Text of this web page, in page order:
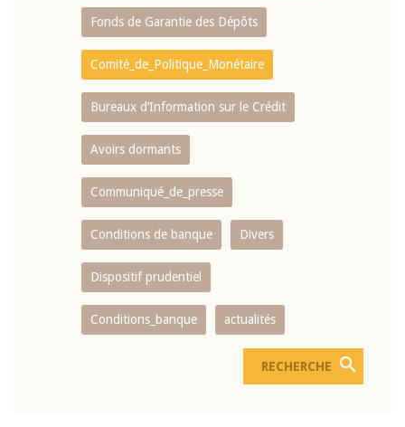
Fonds de Garantie des Dépôts
Comité_de_Politique_Monétaire
Bureaux d’Information sur le Crédit
Avoirs dormants
Communiqué_de_presse
Conditions de banque Divers
Dispositif prudentiel
Conditions_banque actualités